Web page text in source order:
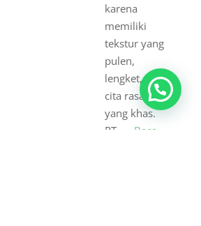
karena
memiliki
tekstur yang
pulen,
lengket, dan
cita rasa
yang khas.
PT.
... Baca